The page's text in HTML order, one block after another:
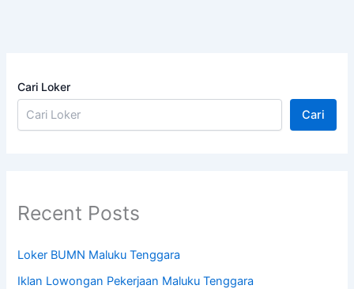
Cari Loker
Cari
Recent Posts
Loker BUMN Maluku Tenggara
Iklan Lowongan Pekerjaan Maluku Tenggara